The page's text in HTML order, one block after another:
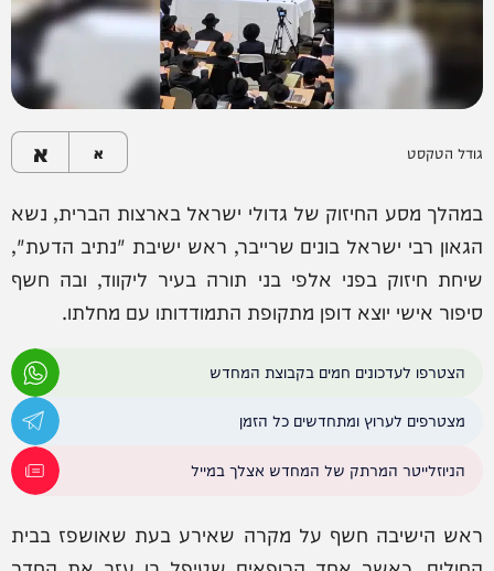
גודל הטקסט א א
במהלך מסע החיזוק של גדולי ישראל בארצות הברית, נשא
הגאון רבי ישראל בונים שרייבר, ראש ישיבת "נתיב הדעת",
שיחת חיזוק בפני אלפי בני תורה בעיר ליקווד, ובה חשף
סיפור אישי יוצא דופן מתקופת התמודדותו עם מחלתו.
הצטרפו לעדכונים חמים בקבוצת המחדש
מצטרפים לערוץ ומתחדשים כל הזמן
הניוזלייטר המרתק של המחדש אצלך במייל
ראש הישיבה חשף על מקרה שאירע בעת שאושפז בבית